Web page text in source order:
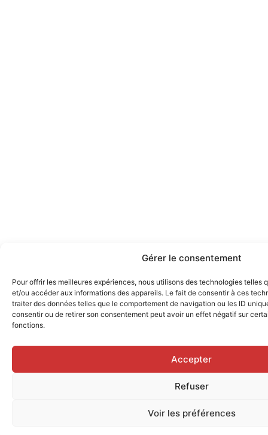
Gérer le consentement
Pour offrir les meilleures expériences, nous utilisons des technologies telles
et/ou accéder aux informations des appareils. Le fait de consentir à ces
traiter des données telles que le comportement de navigation ou les ID
consentir ou de retirer son consentement peut avoir un effet négatif sur
fonctions.
Accepter
Refuser
Voir les préférences